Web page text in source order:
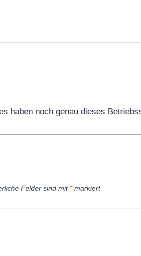
haben noch genau dieses
Felder sind mit *markiert